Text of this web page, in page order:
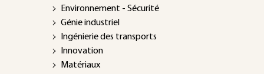
Environnement - Sécurité
Génie industriel
Ingénierie des transports
Innovation
Matériaux